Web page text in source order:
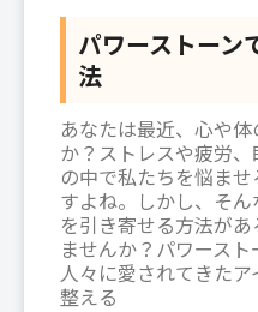
パワーストーン
法
あなたは最近、心や
か？ストレスや疲労
の中で私たちを悩ま
すよね。しかし、そ
を引き寄せる方法が
ませんか？パワース
人々に愛されてきた
整える